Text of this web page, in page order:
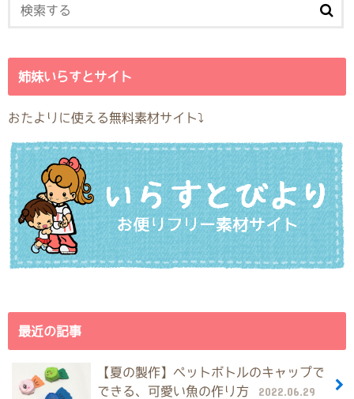
姉妹いらすとサイト
おたよりに使える無料素材サイト⤵︎
最近の記事
【夏の製作】ペットボトルのキャップで
できる、可愛い魚の作り方
2022.06.29